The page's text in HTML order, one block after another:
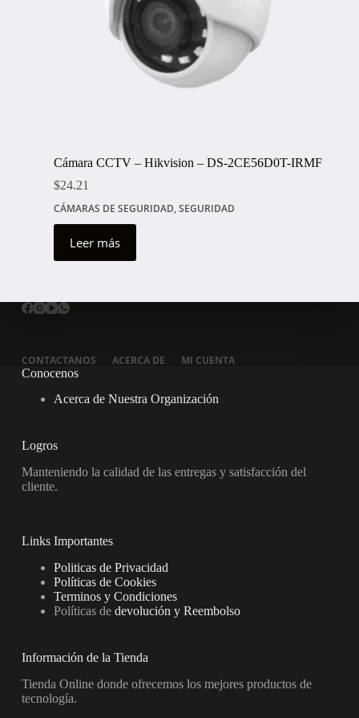
Cámara CCTV – Hikvision – DS-2CE56D0T-IRMF
$24.21
CÁMARAS DE SEGURIDAD,SEGURIDAD
Leer más
CONTACTANOS ACERCA DE
MI CUENTA
Conocenos
Acerca de Nuestra Organización
Logros
Manteniendo la calidad de las entregas y satisfacción del
cliente.
Links Importantes
Politicas de Privacidad
Políticas de Cookies
Terminos y Condiciones
Políticas de devolución y Reembolso
Información de la Tienda
Tienda Online donde ofrecemos los mejores productos de
tecnología.